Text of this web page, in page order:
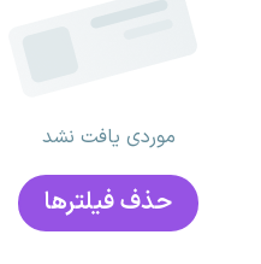
موردی یافت نشد
حذف فیلتر‌ها